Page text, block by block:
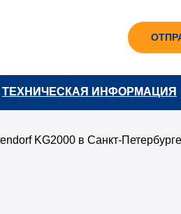
ТЕХНИЧЕСКАЯ ИНФОРМАЦИЯ
ТЕХНИЧЕСКАЯ ИНФОРМАЦИЯ
KG2000 в Санкт-Петербурге